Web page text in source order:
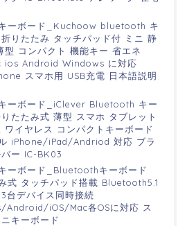
ーボード_Kuchoow bluetooth キ
りたたみ タッチパッド付 ミニ 静
型 コンパクト 機能キー 省エネ
ios Android Windows に対応
スマホ用 USB充電 日本語説明
ーボード_iClever Bluetooth キー
たたみ式 薄型 スマホ タブレット
ワイヤレス コンパクトキーボード
iPhone/iPad/Andriod 対応 ブラ
ー IC-BK03
ーボード_Bluetoothキーボード
式 タッチパッド搭載 Bluetooth5.1
台デバイス同時接続
Android/iOS/Mac各OSに対応 ス
キーボード